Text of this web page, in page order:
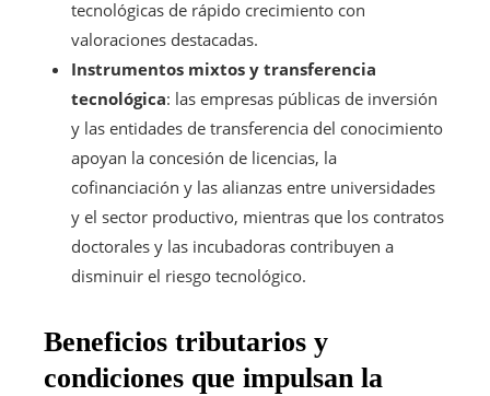
tecnológicas de rápido crecimiento con
valoraciones destacadas.
Instrumentos mixtos y transferencia
tecnológica: las empresas públicas de inversión
y las entidades de transferencia del conocimiento
apoyan la concesión de licencias, la
cofinanciación y las alianzas entre universidades
y el sector productivo, mientras que los contratos
doctorales y las incubadoras contribuyen a
disminuir el riesgo tecnológico.
Beneficios tributarios y
condiciones que impulsan la